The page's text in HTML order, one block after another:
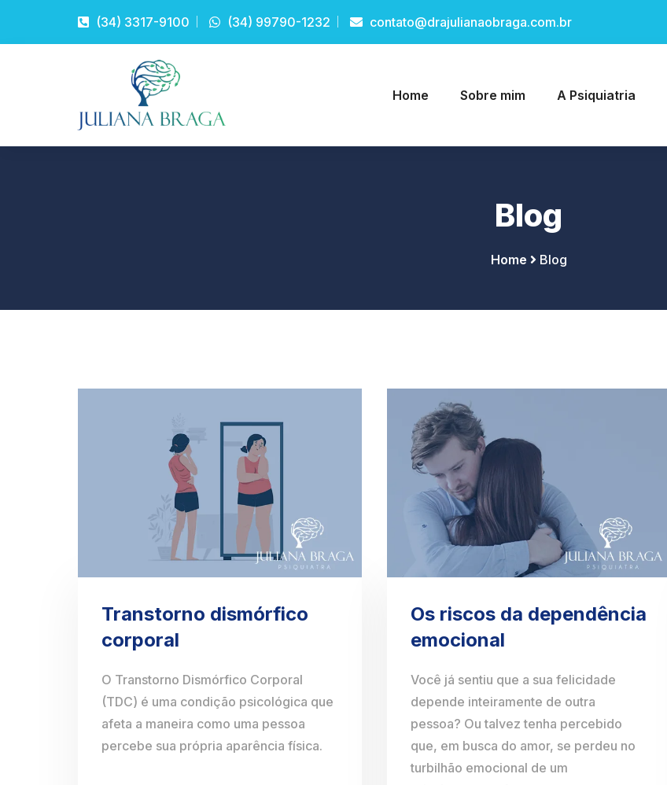
(34) 3317-9100 (34) 99790-1232 contato@drajulianaobraga.com.br
Home Sobre mim A Psiquiatria
Blog
Home Blog
Transtorno dismórfico
corporal
O Transtorno Dismórfico Corporal
(TDC) é uma condição psicológica que
afeta a maneira como uma pessoa
percebe sua própria aparência física.
Os riscos da dependência
emocional
Você já sentiu que a sua felicidade
depende inteiramente de outra
pessoa? Ou talvez tenha percebido
que, em busca do amor, se perdeu no
turbilhão emocional de um